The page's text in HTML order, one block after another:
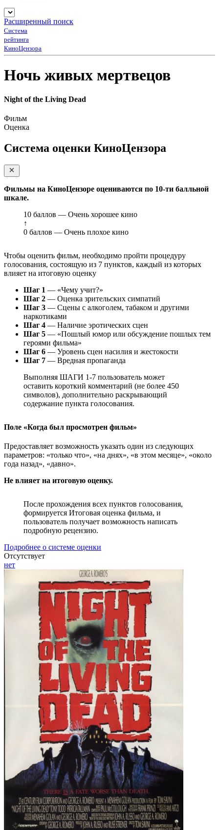
Расширенный поиск
Система
рейтинга
КиноЦензора
Ночь живых мертвецов
Night of the Living Dead
Фильм
Оценка
Система оценки КиноЦензора
Фильмы на КиноЦензоре оцениваются по 10-ти балльной
шкале.
10 баллов — Очень хорошее кино
↑
0 баллов — Очень плохое кино
Чтобы оценить фильм, необходимо пройти процедуру
голосования, состоящую из 7 пунктов, каждый из которых
влияет на итоговую оценку
Шаг 1 — «Чему учит?»
Шаг 2 — Оценка зрительских симпатий
Шаг 3 — Сцены с алкоголем, табаком и другими
наркотиками
Шаг 4 — Наличие эротических сцен
Шаг 5 — «Пошлый юмор или обсуждение пошлых тем
героями фильма»
Шаг 6 — Уровень сцен насилия и жестокости
Шаг 7 — Вредная пропаганда
Выполняя ШАГИ 1-7 пользователь может
оставить короткий комментарий (не более 450
символов), дополнительно раскрывающий
содержание пункта голосования.
Поле «Когда был просмотрен фильм»
Предоставляет возможность указать один из следующих
параметров: «только что», «на днях», «в этом месяце», «около
года назад», «давно».
Не влияет на итоговую оценку.
После прохождения всех пунктов голосования,
формируется Итоговая оценка фильма, и
пользователь получает возможность написать
подробную рецензию.
Подробнее о системе оценки
Отсутствует
нет